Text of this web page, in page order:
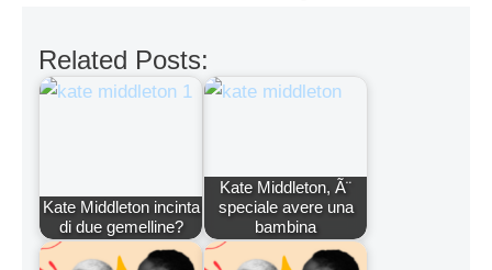
Related Posts:
Kate Middleton incinta
di due gemelline?
Kate Middleton, Ã¨
speciale avere una
bambina